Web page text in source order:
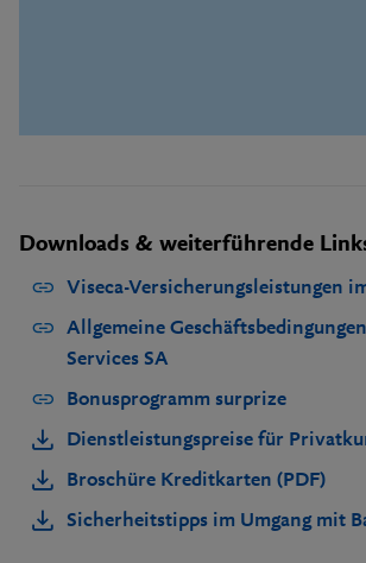
Downloads & weiterführende
Viseca-Versicherungsleistungen
Allgemeine
Services SA
Bonusprogramm surprize
Dienstleistungspreise für
Broschüre Kreditkarten (PDF)
Sicherheitstipps im Umgang mit